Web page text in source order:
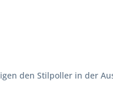
den Stilpoller in der